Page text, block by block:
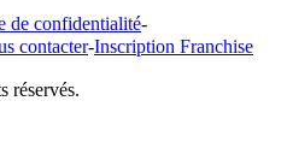
de confidentialité-
contacter-Inscription Franchise
réservés.